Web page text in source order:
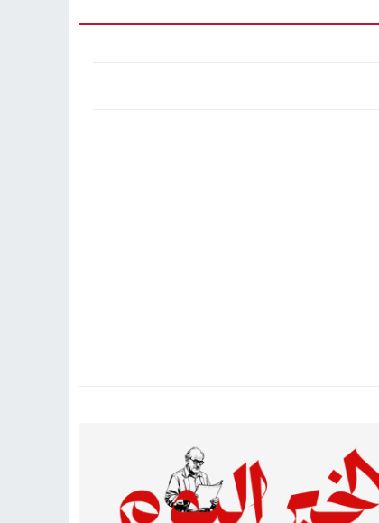
سودانية